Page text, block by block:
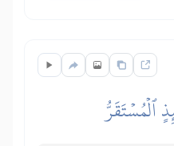
ٱلۡمُسۡتَقَرُّ